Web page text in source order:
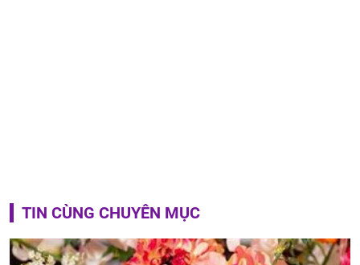
TIN CÙNG CHUYÊN MỤC